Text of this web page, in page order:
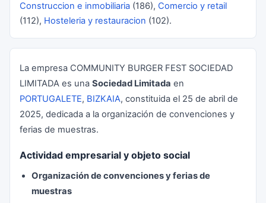
Construccion e inmobiliaria (186), Comercio y retail
(112), Hosteleria y restauracion (102).
La empresa COMMUNITY BURGER FEST SOCIEDAD
LIMITADA es una Sociedad Limitada en
PORTUGALETE, BIZKAIA, constituida el 25 de abril de
2025, dedicada a la organización de convenciones y
ferias de muestras.
Actividad empresarial y objeto social
Organización de convenciones y ferias de
muestras